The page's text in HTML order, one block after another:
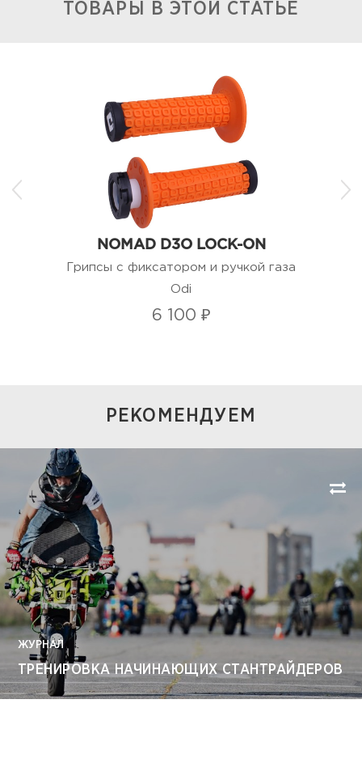
ТОВАРЫ В ЭТОЙ СТАТЬЕ
NOMAD D3O LOCK-ON
Грипсы с фиксатором и ручкой газа
Odi
6 100 ₽
РЕКОМЕНДУЕМ
ЖУРНАЛ
ТРЕНИРОВКА НАЧИНАЮЩИХ СТАНТРАЙДЕРОВ